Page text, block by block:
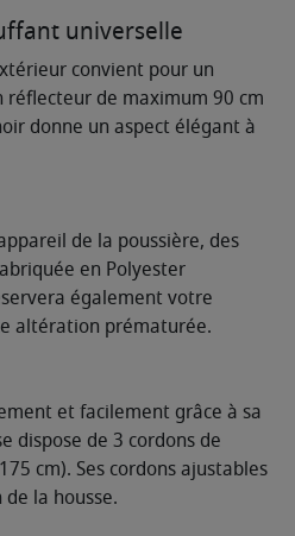
universelle
convient pour un
réflecteur de maximum 90 cm
donne un aspect élégant à
de la poussière, des
en Polyester
également votre
altération prématurée.
et facilement grâce à sa
dispose de 3 cordons de
cm). Ses cordons ajustables
la housse.